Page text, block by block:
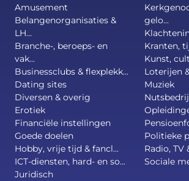
Amusement
Belangenorganisaties &
LH...
Branche-, beroeps- en
vak...
Businessclubs & flexplekk...
Dating sites
Diversen & overig
Erotiek
Financiële instellingen
Goede doelen
Hobby, vrije tijd & fancl...
ICT-diensten, hard- en so...
Juridisch
gelo...
Kranten,
Kunst,
Loterijen
Muziek
Politieke
Radio, TV
Sociale